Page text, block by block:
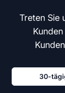
Treten Sie
30-